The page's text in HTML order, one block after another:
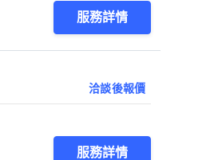
服務詳情
洽談後報價
服務詳情